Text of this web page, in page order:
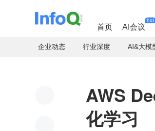
首页 AI会议
hot
企业动态 行业深度 AI&大模
AWS
化学习